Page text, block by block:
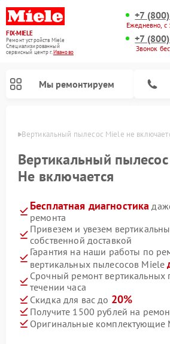
FIX-MIELE
Ремонт устройств Miele
Специализированный
cервисный центр г.Иваново
+7
Ежедневно,
+7
Звонок
Мы ремонтируем
Вертикальный пылесос Miele не
Вертикальный пылесос
Не включается
Бесплатная диагностика
ремонта
Привезем и увезем
собственной доставкой
Гарантия на наши работы по
вертикальных пылесосов Miele
Срочный ремонт вертикальных
течении часа
Скидка для вас до 20%
Получите 1500 рублей на
Оригинальные комплектующие